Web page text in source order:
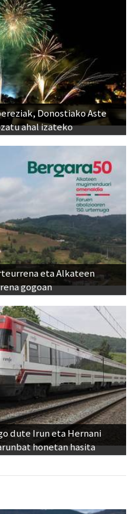
Donostiako Aste
ahal izateko
eta Alkateen
gogoan
dute Irun eta Hernani
honetan hasita